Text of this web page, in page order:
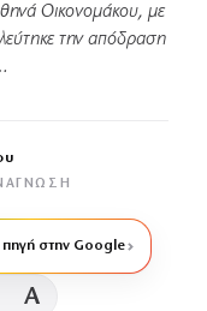
Οικονομάκου, με
την απόδραση
πηγή στην Google
A